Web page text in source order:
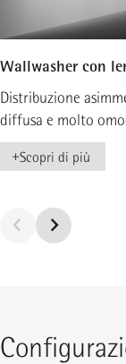
Wallwasher con
Distribuzione
diffusa e molto
+Scopri di più